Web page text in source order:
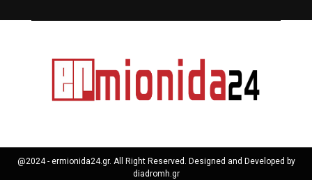
@2024 - ermionida24.gr. All Right Reserved. Designed and Developed by
diadromh.gr